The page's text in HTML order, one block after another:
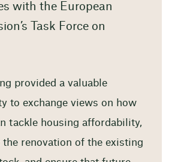
with the European
Task Force on
provided a valuable
to exchange views on how
tackle housing affordability,
the renovation of the existing